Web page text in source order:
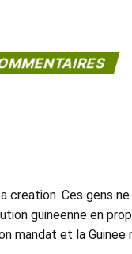
creation. Ces gens
guineenne en
mandat et la Guinee